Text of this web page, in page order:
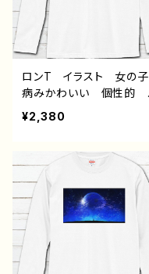
ロンT イラスト 女の
病みかわいい 個性的
すすめ 人気 イラストレ
ーター 絵師 クリエイタ
シャツ タイトル： 捕食系
¥2,380